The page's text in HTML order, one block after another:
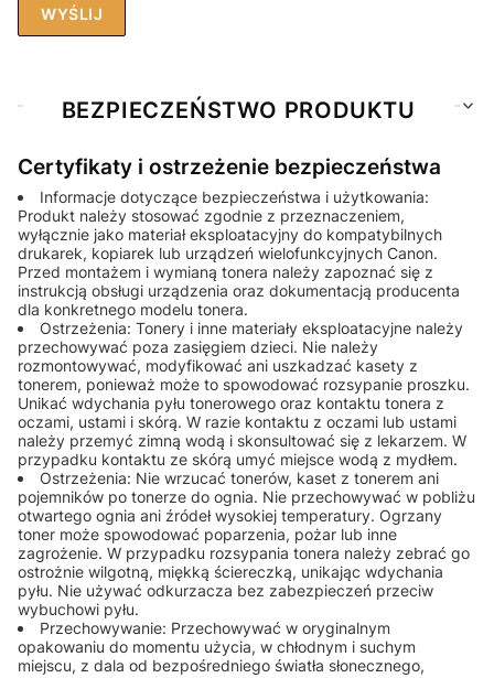
WYŚLIJ
BEZPIECZEŃSTWO PRODUKTU
Certyfikaty i ostrzeżenie bezpieczeństwa
Informacje dotyczące bezpieczeństwa i użytkowania:
Produkt należy stosować zgodnie z przeznaczeniem,
wyłącznie jako materiał eksploatacyjny do kompatybilnych
drukarek, kopiarek lub urządzeń wielofunkcyjnych Canon.
Przed montażem i wymianą tonera należy zapoznać się z
instrukcją obsługi urządzenia oraz dokumentacją producenta
dla konkretnego modelu tonera.
Ostrzeżenia: Tonery i inne materiały eksploatacyjne należy
przechowywać poza zasięgiem dzieci. Nie należy
rozmontowywać, modyfikować ani uszkadzać kasety z
tonerem, ponieważ może to spowodować rozsypanie proszku.
Unikać wdychania pyłu tonerowego oraz kontaktu tonera z
oczami, ustami i skórą. W razie kontaktu z oczami lub ustami
należy przemyć zimną wodą i skonsultować się z lekarzem. W
przypadku kontaktu ze skórą umyć miejsce wodą z mydłem.
Ostrzeżenia: Nie wrzucać tonerów, kaset z tonerem ani
pojemników po tonerze do ognia. Nie przechowywać w pobliżu
otwartego ognia ani źródeł wysokiej temperatury. Ogrzany
toner może spowodować poparzenia, pożar lub inne
zagrożenie. W przypadku rozsypania tonera należy zebrać go
ostrożnie wilgotną, miękką ściereczką, unikając wdychania
pyłu. Nie używać odkurzacza bez zabezpieczeń przeciw
wybuchowi pyłu.
Przechowywanie: Przechowywać w oryginalnym
opakowaniu do momentu użycia, w chłodnym i suchym
miejscu, z dala od bezpośredniego światła słonecznego,